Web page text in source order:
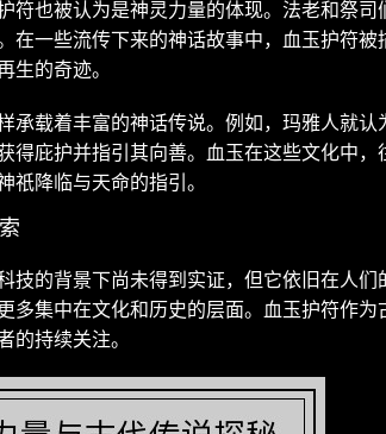
符也被认为是神灵力量的体现。法老和祭
在一些流传下来的神话故事中，血玉护符被
生的奇迹。
承载着丰富的神话传说。例如，玛雅人就
得庇护并指引其向善。血玉在这些文化中
祇降临与天命的指引。
技的背景下尚未得到实证，但它依旧在人们
多集中在文化和历史的层面。血玉护符作为
的持续关注。